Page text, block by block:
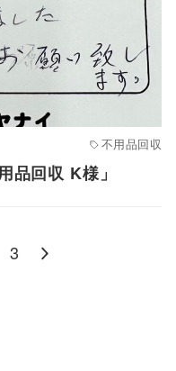
不用品回収
品回収 K様」
3